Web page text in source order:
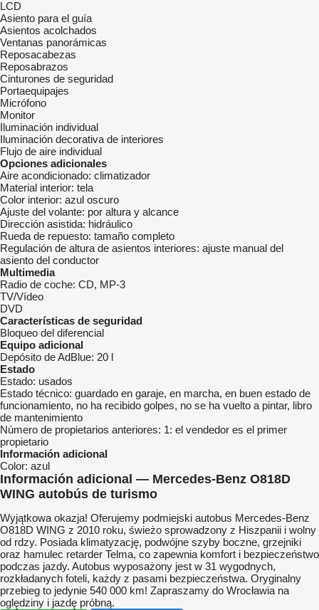
LCD
Asiento para el guía
Asientos acolchados
Ventanas panorámicas
Reposacabezas
Reposabrazos
Cinturones de seguridad
Portaequipajes
Micrófono
Monitor
Iluminación individual
Iluminación decorativa de interiores
Flujo de aire individual
Opciones adicionales
Aire acondicionado: climatizador
Material interior: tela
Color interior: azul oscuro
Ajuste del volante: por altura y alcance
Dirección asistida: hidráulico
Rueda de repuesto: tamaño completo
Regulación de altura de asientos interiores: ajuste manual del
asiento del conductor
Multimedia
Radio de coche: CD, MP-3
TV/Vídeo
DVD
Características de seguridad
Bloqueo del diferencial
Equipo adicional
Depósito de AdBlue: 20 l
Estado
Estado: usados
Estado técnico: guardado en garaje, en marcha, en buen estado de
funcionamiento, no ha recibido golpes, no se ha vuelto a pintar, libro
de mantenimiento
Número de propietarios anteriores: 1: el vendedor es el primer
propietario
Información adicional
Color: azul
Información adicional — Mercedes-Benz O818D
WING autobús de turismo
Wyjątkowa okazja! Oferujemy podmiejski autobus Mercedes-Benz
O818D WING z 2010 roku, świeżo sprowadzony z Hiszpanii i wolny
od rdzy. Posiada klimatyzację, podwójne szyby boczne, grzejniki
oraz hamulec retarder Telma, co zapewnia komfort i bezpieczeństwo
podczas jazdy. Autobus wyposażony jest w 31 wygodnych,
rozkładanych foteli, każdy z pasami bezpieczeństwa. Oryginalny
przebieg to jedynie 540 000 km! Zapraszamy do Wrocławia na
oględziny i jazdę próbną.